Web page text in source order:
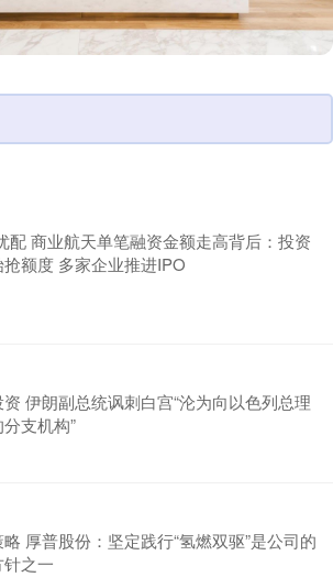
配 商业航天单笔融资金额走高背后：投资
抢额度 多家企业推进IPO
伊朗副总统讽刺白宫“沦为向以色列总理
支机构”
厚普股份：坚定践行“氢燃双驱”是公司的
之一